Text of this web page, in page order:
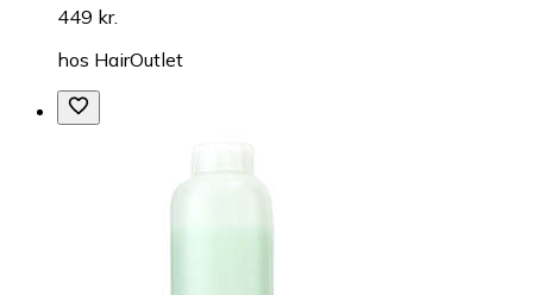
449 kr.
hos HairOutlet